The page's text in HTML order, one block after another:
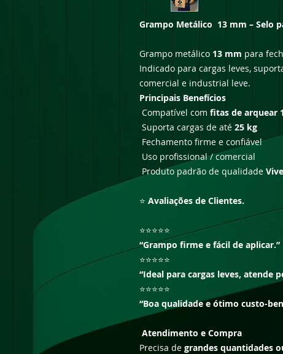
Grampo Metálico 13 mm – Selo
Grampo metálico 13 mm para
Indicado para cargas leves,
comercial e industrial leve.
Principais Benefícios
Compatível com fitas de arquear
Suporta cargas de até 25 kg
Fechamento firme e confiável
Uso profissional / comercial
Produto padrão de qualidade
⭐ Avaliações de Clientes.
⭐⭐⭐⭐⭐
“Grampo firme e fácil de aplicar.”
⭐⭐⭐⭐⭐
“Ideal para cargas leves, atende
⭐⭐⭐⭐⭐
“Boa qualidade e ótimo custo-
Atendimento e Compra
Precisa de grandes quantidades